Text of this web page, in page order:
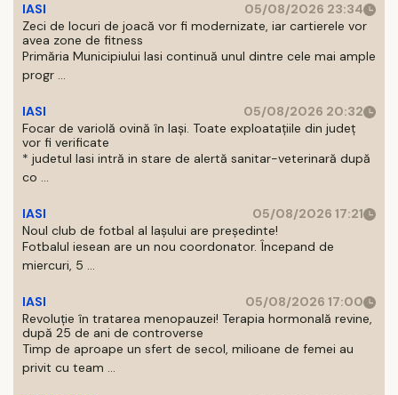
IASI
05/08/2026 23:34
Zeci de locuri de joacă vor fi modernizate, iar cartierele vor
avea zone de fitness
Primăria Municipiului Iasi continuă unul dintre cele mai ample
progr ...
IASI
05/08/2026 20:32
Focar de variolă ovină în Iași. Toate exploatațiile din județ
vor fi verificate
* judetul Iasi intră in stare de alertă sanitar-veterinară după
co ...
IASI
05/08/2026 17:21
Noul club de fotbal al Iașului are președinte!
Fotbalul iesean are un nou coordonator. Începand de
miercuri, 5 ...
IASI
05/08/2026 17:00
Revoluție în tratarea menopauzei! Terapia hormonală revine,
după 25 de ani de controverse
Timp de aproape un sfert de secol, milioane de femei au
privit cu team ...